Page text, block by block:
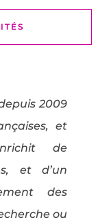
2009
et
de
et d’un
des
ou